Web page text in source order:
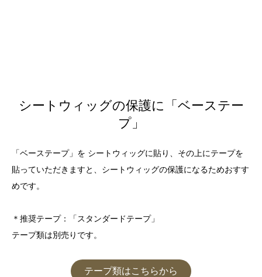
シートウィッグの保護に「ベーステー
プ」
「ベーステープ」を シートウィッグに貼り、その上にテープを
貼っていただきますと、シートウィッグの保護になるためおすす
めです。
＊推奨テープ：「スタンダードテープ」
テープ類は別売りです。
テープ類はこちらから